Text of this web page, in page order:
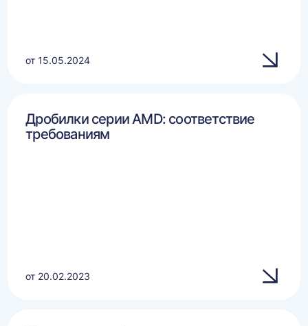
от 15.05.2024
Дробилки серии AMD: соответствие
требованиям
от 20.02.2023